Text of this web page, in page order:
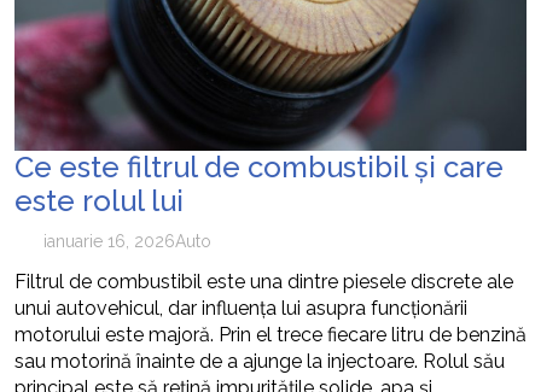
Ce este filtrul de combustibil și care
este rolul lui
ianuarie 16, 2026Auto
Filtrul de combustibil este una dintre piesele discrete ale
unui autovehicul, dar influența lui asupra funcționării
motorului este majoră. Prin el trece fiecare litru de benzină
sau motorină înainte de a ajunge la injectoare. Rolul său